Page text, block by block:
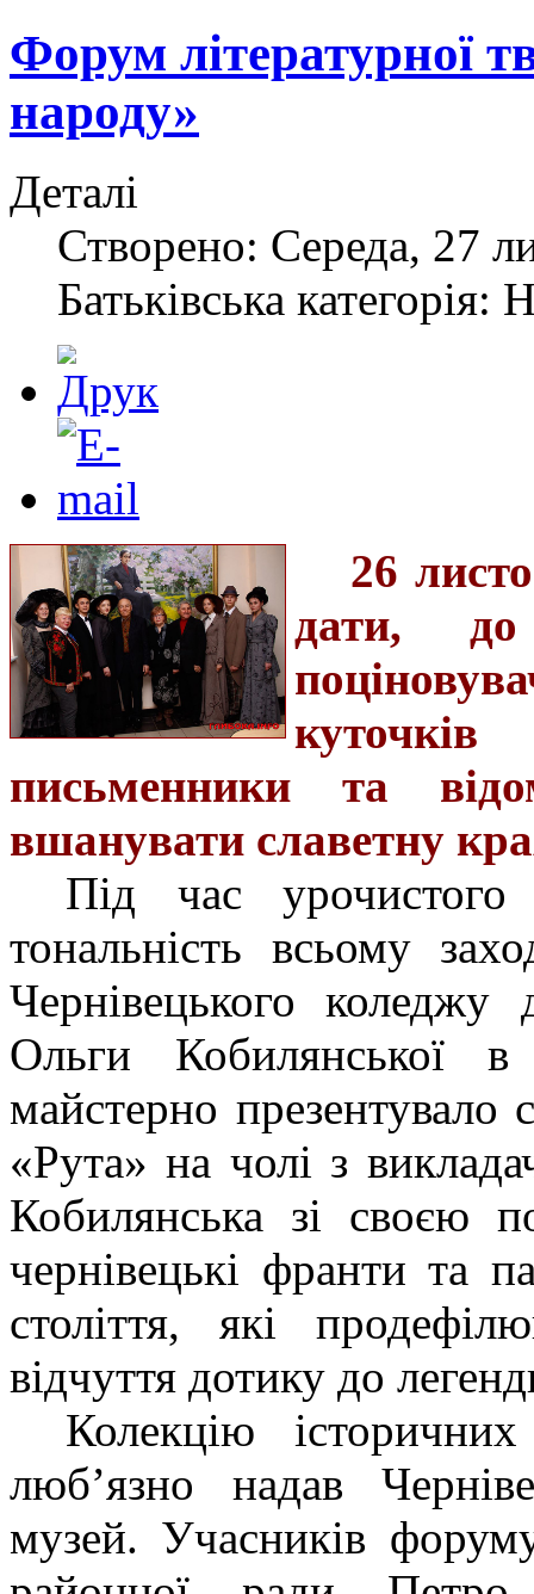
Форум літературної
народу»
Деталі
Створено: Середа, 27
Батьківська категорія:
26
дати, до
письменники та
вшанувати славетну
Під час
тональність всьому
Чернівецького
Ольги Кобилянської
майстерно презентувало
«Рута» на чолі з
Кобилянська зі своєю
чернівецькі франти та
століття, які
відчуття дотику до
Колекцію
люб’язно надав
музей. Учасників